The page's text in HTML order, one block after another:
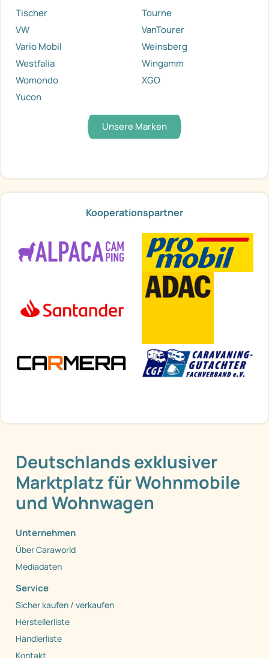
Tischer
Tourne
VW
VanTourer
Vario Mobil
Weinsberg
Westfalia
Wingamm
Womondo
XGO
Yucon
Unsere Marken
Kooperationspartner
Deutschlands exklusiver
Marktplatz für Wohnmobile
und Wohnwagen
Unternehmen
Über Caraworld
Mediadaten
Service
Sicher kaufen / verkaufen
Herstellerliste
Händlerliste
Kontakt